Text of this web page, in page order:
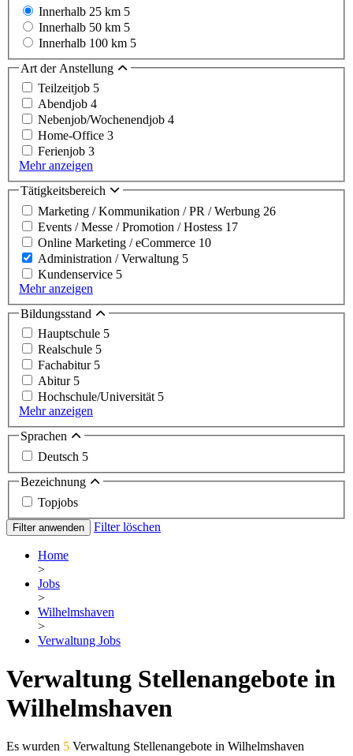
Innerhalb 25 km 5
Innerhalb 50 km 5
Innerhalb 100 km 5
Art der Anstellung
Teilzeitjob 5
Abendjob 4
Nebenjob/Wochenendjob 4
Home-Office 3
Ferienjob 3
Mehr anzeigen
Tätigkeitsbereich
Marketing / Kommunikation / PR / Werbung 26
Events / Messe / Promotion / Hostess 17
Online Marketing / eCommerce 10
Administration / Verwaltung 5
Kundenservice 5
Mehr anzeigen
Bildungsstand
Hauptschule 5
Realschule 5
Fachabitur 5
Abitur 5
Hochschule/Universität 5
Mehr anzeigen
Sprachen
Deutsch 5
Bezeichnung
Topjobs
Filter anwenden Filter löschen
Home
>
Jobs
>
Wilhelmshaven
>
Verwaltung Jobs
Verwaltung Stellenangebote in
Wilhelmshaven
Es wurden 5 Verwaltung Stellenangebote in Wilhelmshaven